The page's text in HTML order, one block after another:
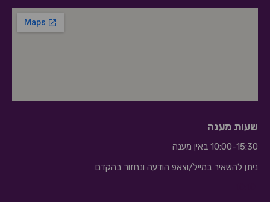
שעות מענה
10:00-15:30 באין מענה
ניתן להשאיר במייל/וצאפ הודעה ונחזור בהקדם